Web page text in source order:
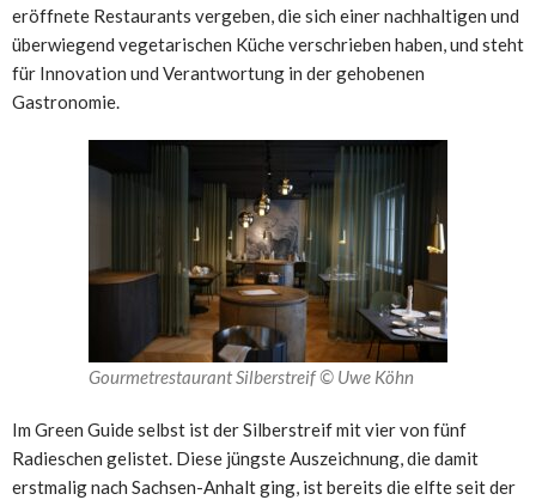
eröffnete Restaurants vergeben, die sich einer nachhaltigen und
überwiegend vegetarischen Küche verschrieben haben, und steht
für Innovation und Verantwortung in der gehobenen
Gastronomie.
Gourmetrestaurant Silberstreif © Uwe Köhn
Im Green Guide selbst ist der Silberstreif mit vier von fünf
Radieschen gelistet. Diese jüngste Auszeichnung, die damit
erstmalig nach Sachsen-Anhalt ging, ist bereits die elfte seit der